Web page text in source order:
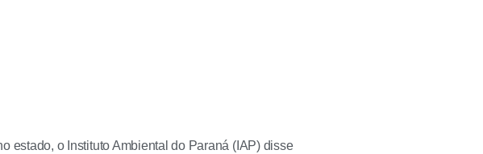
estado, o Instituto Ambiental do Paraná (IAP) disse